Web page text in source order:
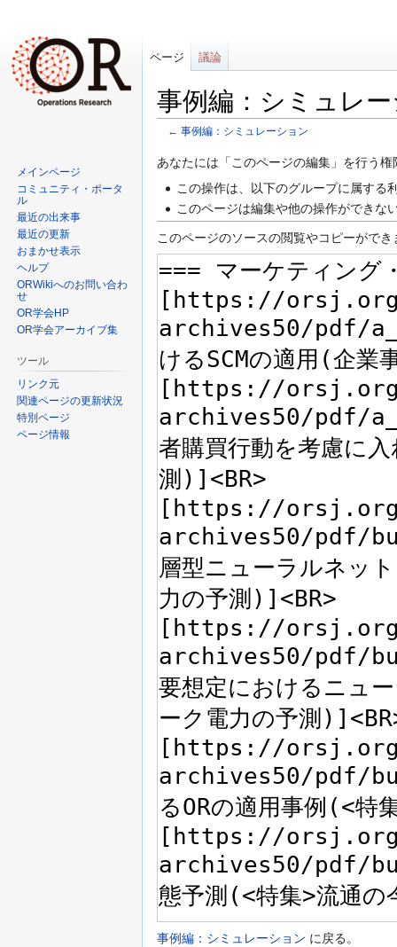
事例編：シミュレ
← 事例編：シミュレーション
ナ
ー
シ
ョ
ン
動
検
移
動
あなたには「このページの編集」を行う
この操作は、以下のグループに属する
このページは編集や他の操作ができな
このページのソースの閲覧やコピーができ
事例編：シミュレーション に戻る。
ページ 議論
メインページ
コミュニティ・ポータ
ル
最近の出来事
最近の更新
おまかせ表示
ヘルプ
ORWikiへのお問い合わ
せ
OR学会HP
OR学会アーカイブ集
ツール
リンク元
関連ページの更新状況
特別ページ
ページ情報